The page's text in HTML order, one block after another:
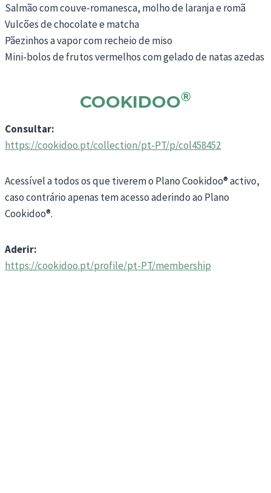
Salmão com couve-romanesca, molho de laranja e romã
Vulcões de chocolate e matcha
Pãezinhos a vapor com recheio de miso
Mini-bolos de frutos vermelhos com gelado de natas azedas
COOKIDOO®
Consultar:
https://cookidoo.pt/collection/pt-PT/p/col458452
Acessível a todos os que tiverem o Plano Cookidoo® activo,
caso contrário apenas tem acesso aderindo ao Plano
Cookidoo®.
Aderir:
https://cookidoo.pt/profile/pt-PT/membership